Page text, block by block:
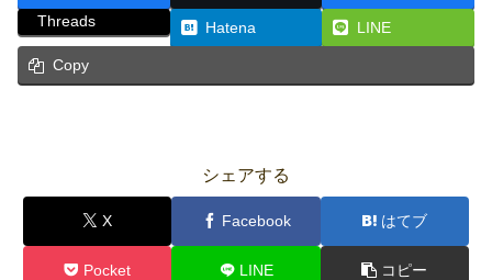
Threads
Hatena LINE
Copy
シェアする
X Facebook はてブ
Pocket LINE コピー